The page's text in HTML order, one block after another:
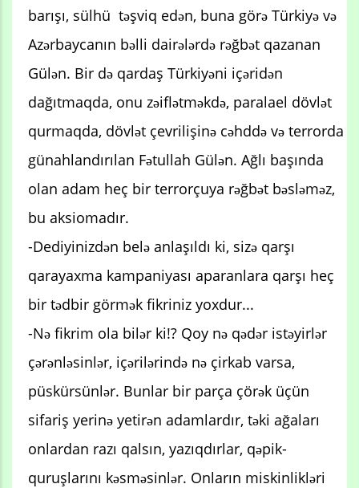
barışı, sülhü təşviq edən, buna görə Türkiyə və
Azərbaycanın bəlli dairələrdə rəğbət qazanan
Gülən. Bir də qardaş Türkiyəni içəridən
dağıtmaqda, onu zəiflətməkdə, paralael dövlət
qurmaqda, dövlət çevrilişinə cəhddə və terrorda
günahlandırılan Fətullah Gülən. Ağlı başında
olan adam heç bir terrorçuya rəğbət bəsləməz,
bu aksiomadır.
-Dediyinizdən belə anlaşıldı ki, sizə qarşı
qarayaxma kampaniyası aparanlara qarşı heç
bir tədbir görmək fikriniz yoxdur...
-Nə fikrim ola bilər ki!? Qoy nə qədər istəyirlər
çərənləsinlər, içərilərində nə çirkab varsa,
püskürsünlər. Bunlar bir parça çörək üçün
sifariş yerinə yetirən adamlardır, təki ağaları
onlardan razı qalsın, yazıqdırlar, qəpik-
quruşlarını kəsməsinlər. Onların miskinlikləri